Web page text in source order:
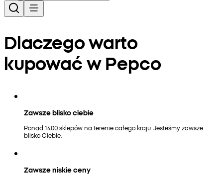
Dlaczego warto
kupować w Pepco
Zawsze blisko ciebie
Ponad 1400 sklepów na terenie całego kraju. Jesteśmy zawsze
blisko Ciebie.
Zawsze niskie ceny